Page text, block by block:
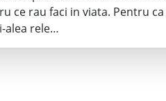
ce rau faci in viata. Pentru ca
alea rele…